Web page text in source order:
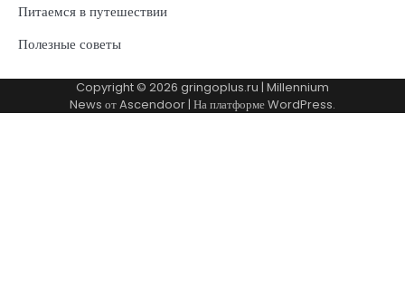
Питаемся в путешествии
Полезные советы
Copyright © 2026 gringoplus.ru | Millennium
News отAscendoor| На платформеWordPress.